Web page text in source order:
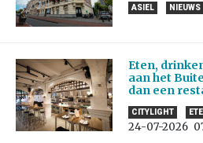
ASIEL NIEUWS
Eten,
aan het
dan een
CITYLIGHT
24-07-2026